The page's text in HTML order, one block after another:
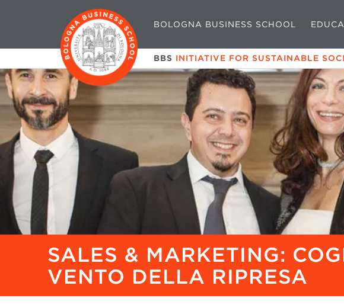
BOLOGNA BUSINESS SCHOOL
BBS INITIATIVE FOR SUSTAINABLE
SALES & MARKETING:
VENTO DELLA RIPRESA